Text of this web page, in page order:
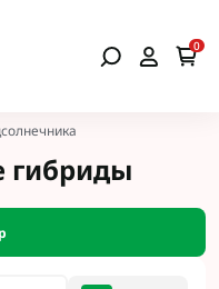
0
гибриды